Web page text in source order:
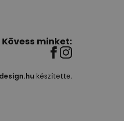
Kövess minket:
készítette.